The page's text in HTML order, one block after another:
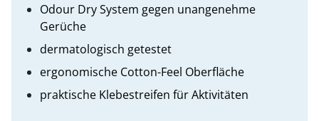
Odour Dry System gegen unangenehme
Gerüche
dermatologisch getestet
ergonomische Cotton-Feel Oberfläche
praktische Klebestreifen für Aktivitäten